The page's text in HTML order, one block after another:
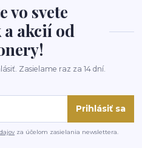
vo svete
akcií od
Zasielame raz za 14 dní.
Prihlásiť sa
za účelom zasielania newslettera.